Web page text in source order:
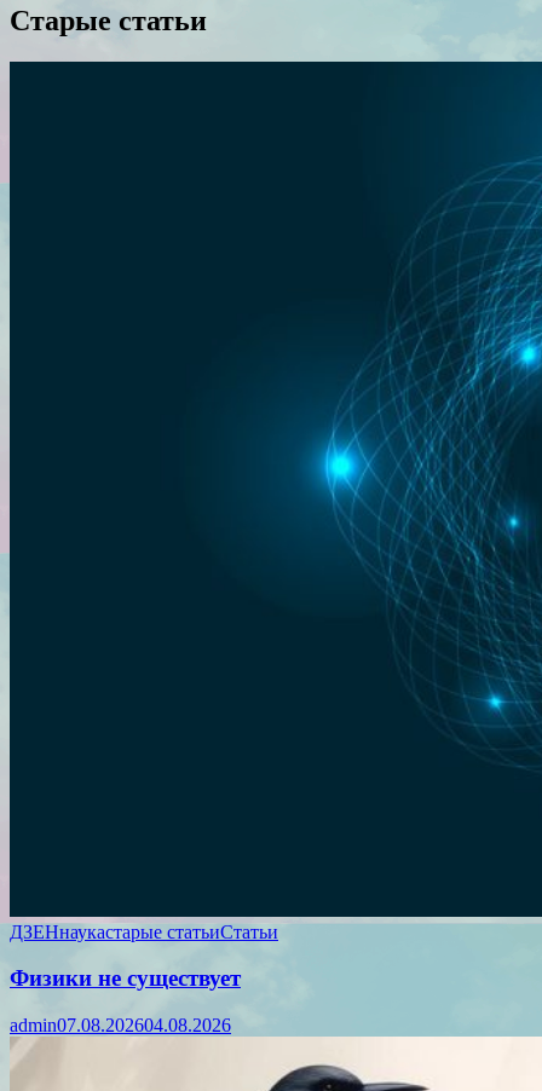
Старые статьи
ДЗЕНнаукастарые статьиСтатьи
Физики не существует
admin07.08.202604.08.2026